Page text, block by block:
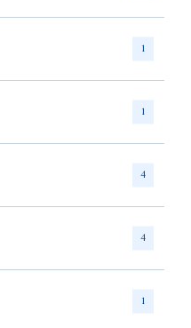
1
1
4
4
1